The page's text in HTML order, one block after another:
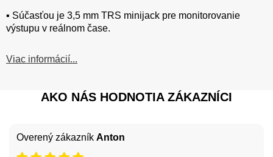
▪️ Súčasťou je 3,5 mm TRS minijack pre monitorovanie
výstupu v reálnom čase.
Viac informácií...
AKO NÁS HODNOTIA ZÁKAZNÍCI
Overený zákazník Anton